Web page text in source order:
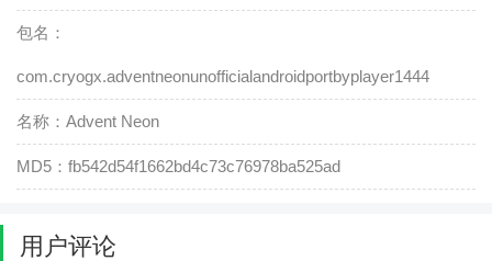
包名：
com.cryogx.adventneonunofficialandroidportbyplayer1444
名称：Advent Neon
MD5：fb542d54f1662bd4c73c76978ba525ad
用户评论